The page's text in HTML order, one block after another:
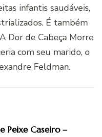
infantis saudáveis,
É também
Dor de Cabeça Morre
com seu marido, o
Feldman.
Peixe Caseiro –